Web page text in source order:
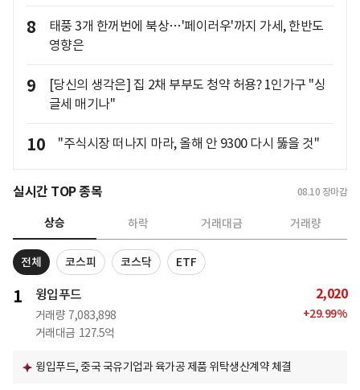
8
태풍 3개 한꺼번에 북상…'페이러우'까지 가세, 한반도
영향은
9
[당신의 생각은] 집 2채 부부도 청약 허용? 1인가구 "싱
글세 매기나"
10 "주식시장 떠나지 마라, 올해 안 9300 다시 뚫을 것"
실시간 TOP 종목 08.10 장마감
상승 하락 거래대금 거래량
전체 코스피 코스닥 ETF
1 윙입푸드
거래량 7,083,898
거래대금 127.5억
2,020
+29.99%
윙입푸드, 중국 국유기업과 육가공 제품 위탁생산계약 체결